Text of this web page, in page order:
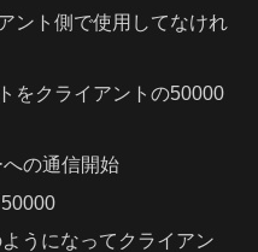
ント側で使用してなけれ
をクライアントの50000
の通信開始
うになってクライアン